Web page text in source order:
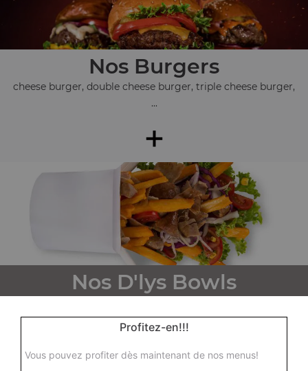
Nos Burgers
cheese burger, double cheese burger, triple cheese burger,
...
+
Nos D'lys Bowls
+
Profitez-en!!!
Vous pouvez profiter dès maintenant de nos menus!